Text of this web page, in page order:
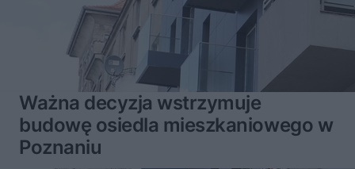
Ważna decyzja wstrzymuje
budowę osiedla mieszkaniowego w
Poznaniu